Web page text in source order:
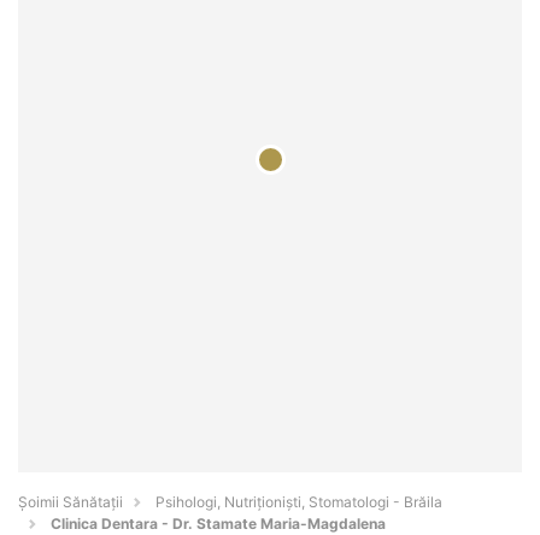
Şoimii Sănătații
Psihologi, Nutriționiști, Stomatologi - Brăila
Clinica Dentara - Dr. Stamate Maria-Magdalena